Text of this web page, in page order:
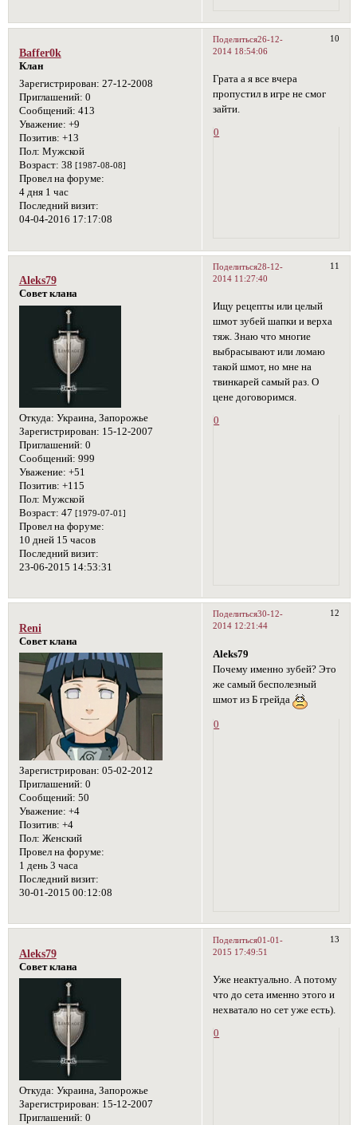
Поделиться 10
26-12-
2014 18:54:06
Baffer0k
Клан
Зарегистрирован: 27-12-2008
Приглашений: 0
Сообщений: 413
Уважение: +9
Позитив: +13
Пол: Мужской
Возраст: 38 [1987-08-08]
Провел на форуме:
4 дня 1 час
Последний визит:
04-04-2016 17:17:08
Грата а я все вчера
пропустил в игре не смог
зайти.
0
Поделиться 11
28-12-
2014 11:27:40
Aleks79
Совет клана
Откуда: Украина, Запорожье
Зарегистрирован: 15-12-2007
Приглашений: 0
Сообщений: 999
Уважение: +51
Позитив: +115
Пол: Мужской
Возраст: 47 [1979-07-01]
Провел на форуме:
10 дней 15 часов
Последний визит:
23-06-2015 14:53:31
Ищу рецепты или целый
шмот зубей шапки и верха
тяж. Знаю что многие
выбрасывают или ломаю
такой шмот, но мне на
твинкарей самый раз. О
цене договоримся.
0
Поделиться 12
30-12-
2014 12:21:44
Reni
Совет клана
Зарегистрирован: 05-02-2012
Приглашений: 0
Сообщений: 50
Уважение: +4
Позитив: +4
Пол: Женский
Провел на форуме:
1 день 3 часа
Последний визит:
30-01-2015 00:12:08
Aleks79
Почему именно зубей? Это
же самый бесполезный
шмот из Б грейда
0
Поделиться 13
01-01-
2015 17:49:51
Aleks79
Совет клана
Откуда: Украина, Запорожье
Зарегистрирован: 15-12-2007
Приглашений: 0
Уже неактуально. А потому
что до сета именно этого и
нехватало но сет уже есть).
0